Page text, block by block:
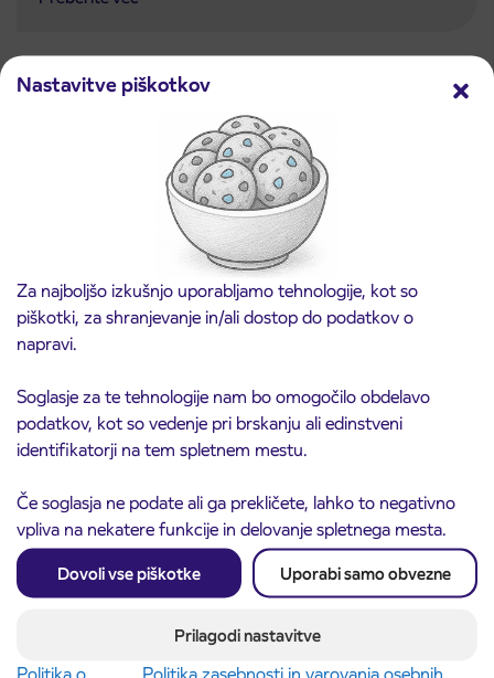
Nastavitve piškotkov
Za najboljšo izkušnjo uporabljamo tehnologije, kot so
piškotki, za shranjevanje in/ali dostop do podatkov o
napravi.
Soglasje za te tehnologije nam bo omogočilo obdelavo
podatkov, kot so vedenje pri brskanju ali edinstveni
identifikatorji na tem spletnem mestu.
Če soglasja ne podate ali ga prekličete, lahko to negativno
vpliva na nekatere funkcije in delovanje spletnega mesta.
Dovoli vse piškotke Uporabi samo obvezne
Prilagodi nastavitve
Politika o
Politika zasebnosti in varovanja osebnih
Rok za prijavo: 31. 8. 2026
Avtoklepar (m/ž)
Preberite več
Voznik/voznica avtobusa
Preberite več